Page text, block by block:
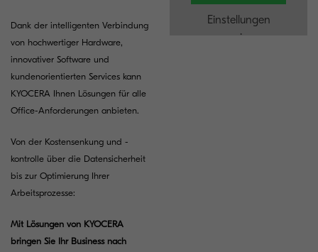
Dank der intelligenten Verbindung
von hochwertiger Hardware,
innovativer Software und
kundenorientierten Services kann
KYOCERA Ihnen Lösungen für alle
Office-Anforderungen anbieten.
Von der Kostensenkung und -
kontrolle über die Datensicherheit
bis zur Optimierung Ihrer
Arbeitsprozesse:
Mit Lösungen von KYOCERA
bringen Sie Ihr Business nach
Einstellungen
anzeigen